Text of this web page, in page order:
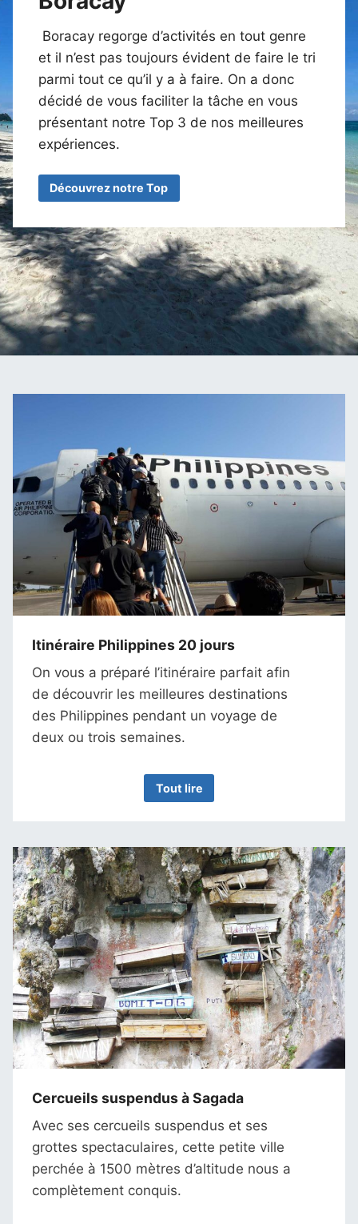
Boracay regorge d’activités en tout genre
et il n’est pas toujours évident de faire le tri
parmi tout ce qu’il y a à faire. On a donc
décidé de vous faciliter la tâche en vous
présentant notre Top 3 de nos meilleures
expériences.
Découvrez notre Top
Itinéraire Philippines 20 jours
On vous a préparé l’itinéraire parfait afin
de découvrir les meilleures destinations
des Philippines pendant un voyage de
deux ou trois semaines.
Tout lire
Cercueils suspendus à Sagada
Avec ses cercueils suspendus et ses
grottes spectaculaires, cette petite ville
perchée à 1500 mètres d’altitude nous a
complètement conquis.